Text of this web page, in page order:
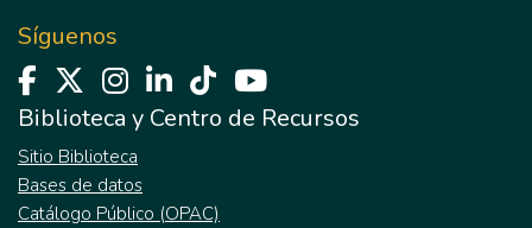
Síguenos
Biblioteca y Centro de Recursos
Sitio Biblioteca
Bases de datos
Catálogo Público (OPAC)